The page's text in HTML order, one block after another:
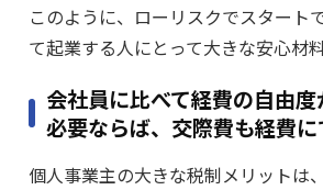
このように、ローリスクでスタート
て起業する人にとって大きな安心材
会社員に比べて経費の自由
必要ならば、交際費も経費に
個人事業主の大きな税制メリットは